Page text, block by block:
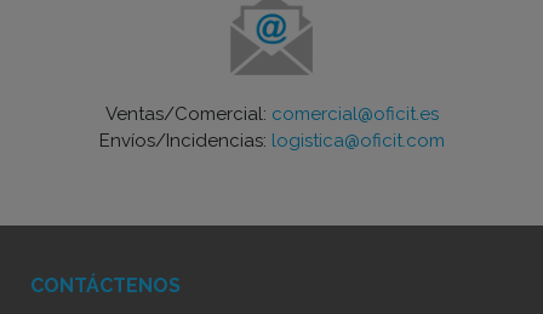
Ventas/Comercial: comercial@oficit.es
Envíos/Incidencias: logistica@oficit.com
CONTÁCTENOS